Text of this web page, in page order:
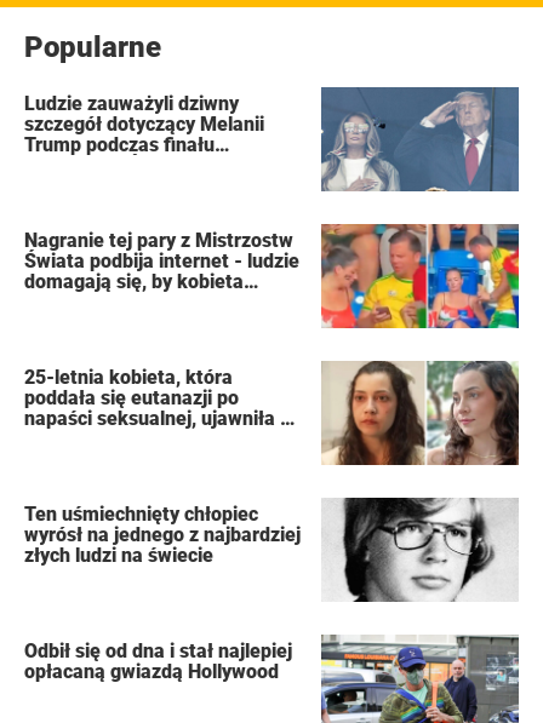
Popularne
Ludzie zauważyli dziwny
szczegół dotyczący Melanii
Trump podczas finału
Nagranie tej pary z Mistrzostw
Świata podbija internet - ludzie
domagają się, by kobieta
25-letnia kobieta, która
poddała się eutanazji po
napaści seksualnej, ujawniła w
Ten uśmiechnięty chłopiec
wyrósł na jednego z najbardziej
złych ludzi na świecie
Odbił się od dna i stał najlepiej
opłacaną gwiazdą Hollywood